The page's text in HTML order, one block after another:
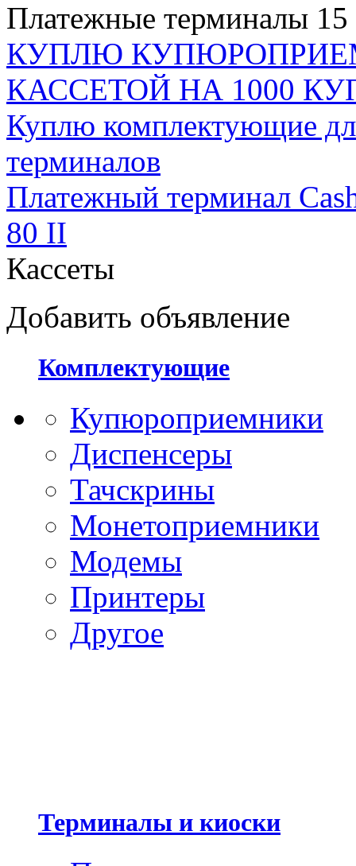
Платежные терминалы
КУПЛЮ
КАССЕТОЙ НА 1000
Куплю комплектующие
терминалов
Платежный терминал
80 II
Каccеты
Добавить объявление
Комплектующие
Купюроприемники
Диспенсеры
Тачскрины
Монетоприемники
Модемы
Принтеры
Другое
Терминалы и киоски